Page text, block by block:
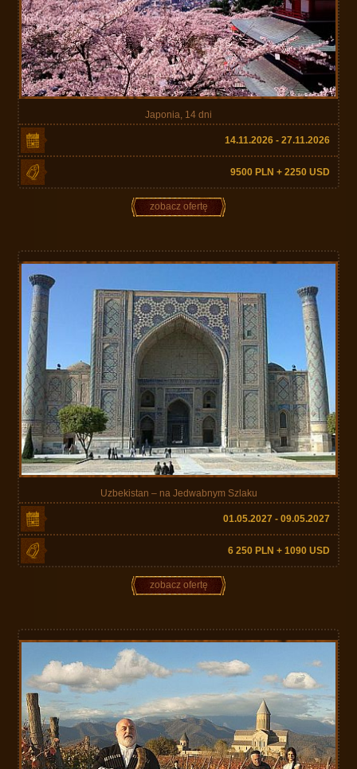
Japonia, 14 dni
14.11.2026 - 27.11.2026
9500 PLN + 2250 USD
zobacz ofertę
Uzbekistan – na Jedwabnym Szlaku
01.05.2027 - 09.05.2027
6 250 PLN + 1090 USD
zobacz ofertę